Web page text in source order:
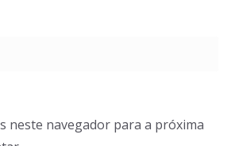
neste navegador para a próxima